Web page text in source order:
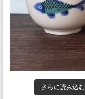
さらに読み込む